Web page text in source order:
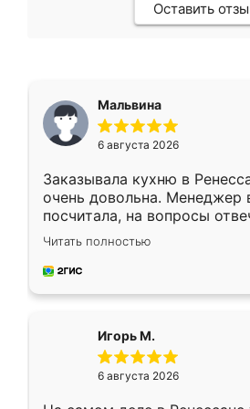
Оставить
Мальвина
6 августа 2026
Заказывала кухню в
очень довольна. Менеджер
посчитала, на вопросы
Замерщик приехал в
делу со всей
за день, ребята работали
Читать полностью
Игорь М.
6 августа 2026